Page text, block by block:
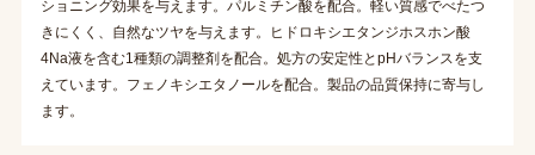
ショニング効果を与えます。パルミチン酸を配合。軽い質感でべたつ
きにくく、自然なツヤを与えます。ヒドロキシエタンジホスホン酸
4Na液を含む1種類の調整剤を配合。処方の安定性とpHバランスを支
えています。フェノキシエタノールを配合。製品の品質保持に寄与し
ます。